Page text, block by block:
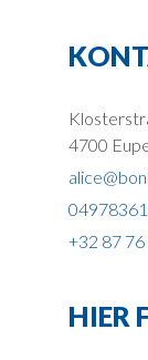
4700
+32 87
HIER